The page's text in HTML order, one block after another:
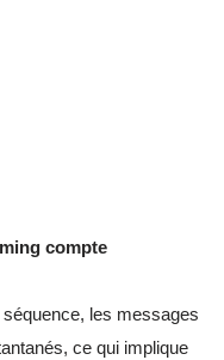
compte
les messages
ce qui implique